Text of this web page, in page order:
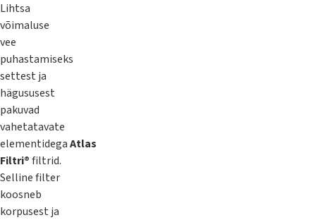
Lihtsa
võimaluse
vee
puhastamiseks
settest ja
hägususest
pakuvad
vahetatavate
elementidegaAtlas
Filtri®filtrid.
Selline filter
koosneb
korpusest ja